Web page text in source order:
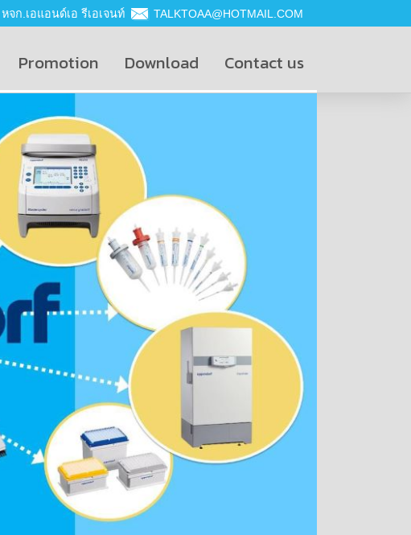
หจก.เอแอนด์เอ รีเอเจนท์ TALKTOAA@HOTMAIL.COM
Promotion Download Contact us